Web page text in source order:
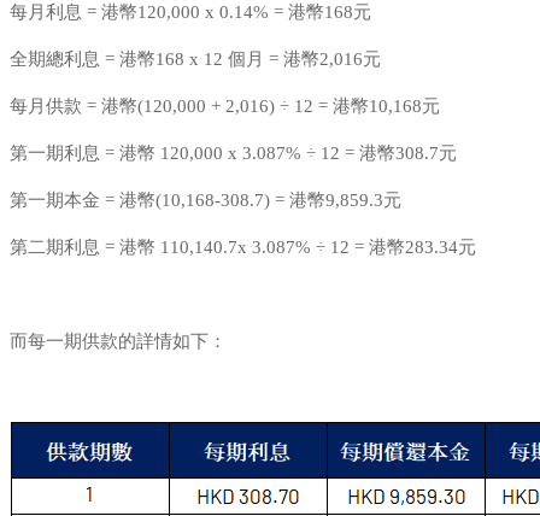
每月利息 = 港幣120,000 x 0.14% = 港幣168元
全期總利息 = 港幣168 x 12 個月 = 港幣2,016元
每月供款 = 港幣(120,000 + 2,016) ÷ 12 = 港幣10,168元
第一期利息 = 港幣 120,000 x 3.087% ÷ 12 = 港幣308.7元
第一期本金 = 港幣(10,168-308.7) = 港幣9,859.3元
第二期利息 = 港幣 110,140.7x 3.087% ÷ 12 = 港幣283.34元
而每一期供款的詳情如下：